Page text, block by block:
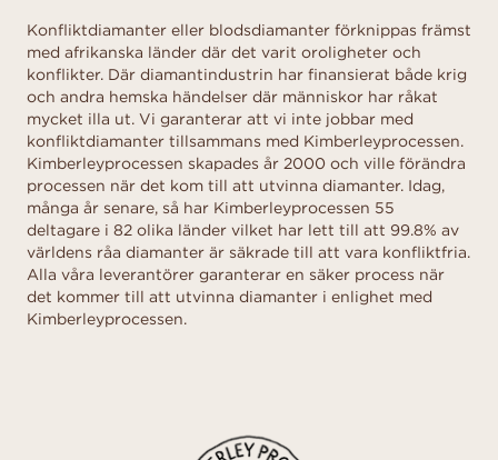
Konfliktdiamanter eller blodsdiamanter förknippas främst
med afrikanska länder där det varit oroligheter och
konflikter. Där diamantindustrin har finansierat både krig
och andra hemska händelser där människor har råkat
mycket illa ut. Vi garanterar att vi inte jobbar med
konfliktdiamanter tillsammans med Kimberleyprocessen.
Kimberleyprocessen skapades år 2000 och ville förändra
processen när det kom till att utvinna diamanter. Idag,
många år senare, så har Kimberleyprocessen 55
deltagare i 82 olika länder vilket har lett till att 99.8% av
världens råa diamanter är säkrade till att vara konfliktfria.
Alla våra leverantörer garanterar en säker process när
det kommer till att utvinna diamanter i enlighet med
Kimberleyprocessen.